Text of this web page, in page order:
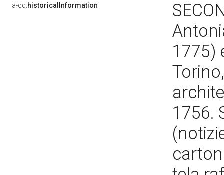
a-cd:historicalInformation
1775)
1756.